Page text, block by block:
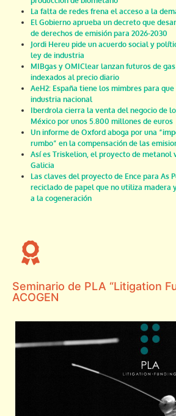
La falta de redes frena el acceso a la
El Gobierno aprueba un decreto que
de derechos de emisión para 2026-2030
Jordi Hereu pide un acuerdo social y
ley de industria
MIBgas y OMIClear lanzan futuros de
indexados al precio diario
AeH2: España tiene los mimbres para
industria nacional
Iberdrola cierra la venta del negocio de
México por unos 5.800 millones de euros
Un informe de Oxford aboga por una
rumbo” en la compensación de las
Así es Triskelion, el proyecto de metanol
Galicia
Las claves del proyecto de Ence para As
reciclado de papel que no utiliza madera
a la cogeneración
Seminario de PLA “Litigation
ACOGEN